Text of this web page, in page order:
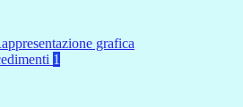
grafica
1